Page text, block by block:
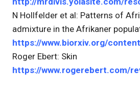
N Hollfelder et al: Patterns of
admixture in the Afrikaner
https://www.biorxiv.org/
Roger Ebert: Skin
https://www.rogerebert.com/